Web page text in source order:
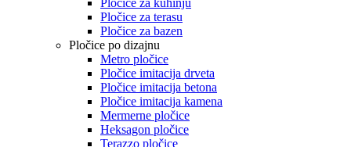
Pločice za kuhinju
Pločice za terasu
Pločice za bazen
Pločice po dizajnu
Metro pločice
Pločice imitacija drveta
Pločice imitacija betona
Pločice imitacija kamena
Mermerne pločice
Heksagon pločice
Terazzo pločice